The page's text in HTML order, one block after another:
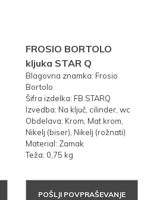
FROSIO BORTOLO
kljuka STAR Q
Blagovna znamka: Frosio
Bortolo
Šifra izdelka: FB.STARQ
Izvedba: Na ključ, cilinder, wc
Obdelava: Krom, Mat krom,
Nikelj (biser), Nikelj (rožnati)
Material: Zamak
Teža: 0,75 kg
POŠLJI POVPRAŠEVANJE